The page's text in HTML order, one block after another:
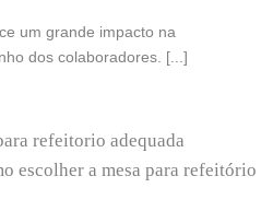
um grande impacto na
dos colaboradores. [...]